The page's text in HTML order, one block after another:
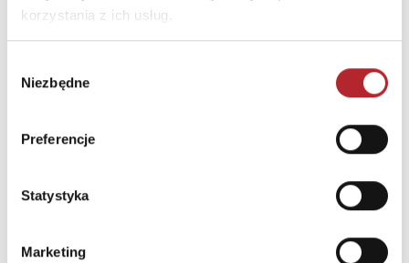
korzystania z ich usług.
zgody
Niezbędne
Preferencje
Statystyka
Marketing
Tactic Games